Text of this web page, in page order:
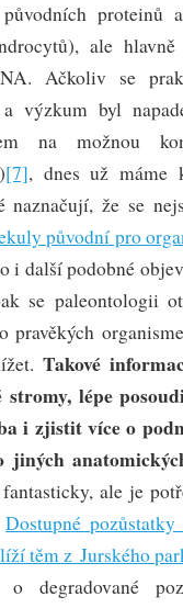
proteinů
ale
Ačkoliv se
výzkum byl
na možnou
[7], dnes už máme
naznačují, že se
původní pro
i další podobné
se paleontologii
Takové
stromy, lépe
i zjistit více o
ale je
Dostupné
těm z Jurského
degradované